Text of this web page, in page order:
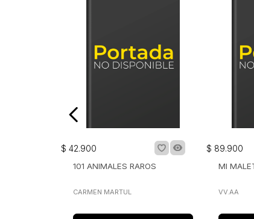
$ 42.900
101 ANIMALES RAROS
CARMEN MARTUL
$ 89.900
MI
VV.AA